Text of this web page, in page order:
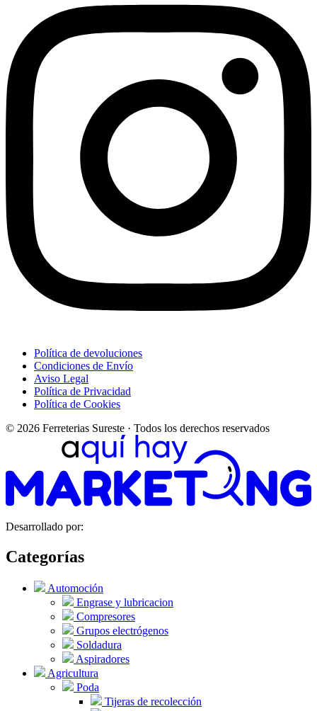
Política de devoluciones
Condiciones de Envío
Aviso Legal
Política de Privacidad
Política de Cookies
© 2026 Ferreterias Sureste · Todos los derechos reservados
Desarrollado por:
Categorías
Automoción
Engrase y lubricacion
Compresores
Grupos electrógenos
Soldadura
Aspiradores
Agricultura
Poda
Tijeras de recolección